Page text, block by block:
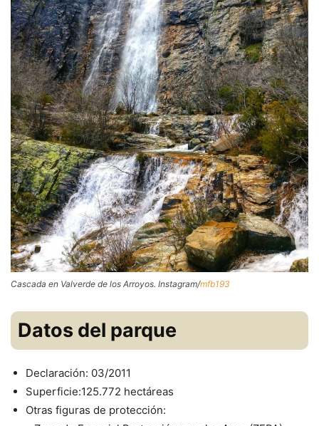
Cascada en Valverde de los Arroyos. Instagram/mfb193
Datos del parque
Declaración: 03/2011
Superficie:125.772 hectáreas
Otras figuras de protección: